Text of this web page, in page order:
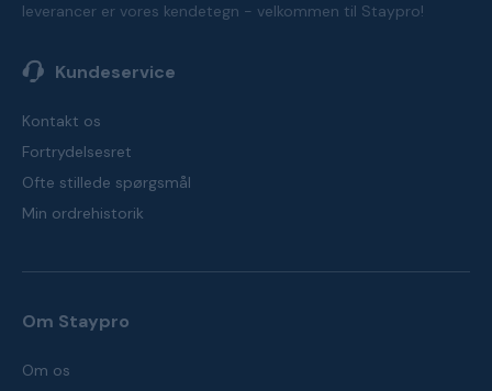
leverancer er vores kendetegn - velkommen til Staypro!
Kundeservice
Kontakt os
Fortrydelsesret
Ofte stillede spørgsmål
Min ordrehistorik
Om Staypro
Om os